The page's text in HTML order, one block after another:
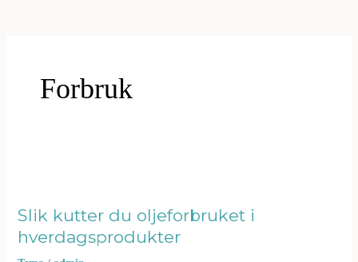
Forbruk
Slik kutter du oljeforbruket i
hverdagsprodukter
oljeforbruket
i
hverdagsprodukter